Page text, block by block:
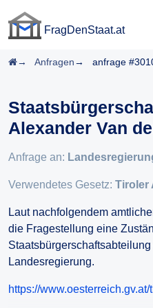
FragDenStaat.at
Startseite
Anfragen anfrage
Alexander Van
Anfrage an:
Verwendetes Gesetz: Tiroler
Laut nachfolgendem
die Fragestellung eine
Landesregierung.
https://